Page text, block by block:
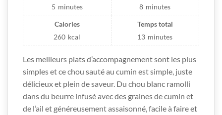
5 minutes
8 minutes
Calories
260 kcal
Temps total
13 minutes
Les meilleurs plats d’accompagnement sont les plus
simples et ce chou sauté au cumin est simple, juste
délicieux et plein de saveur. Du chou blanc ramolli
dans du beurre infusé avec des graines de cumin et
de l’ail et généreusement assaisonné, facile à faire et